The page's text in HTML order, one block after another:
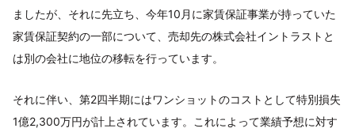
ましたが、それに先立ち、今年10月に家賃保証事業が持っていた
家賃保証契約の一部について、売却先の株式会社イントラストと
は別の会社に地位の移転を行っています。
それに伴い、第2四半期にはワンショットのコストとして特別損失
1億2,300万円が計上されています。これによって業績予想に対す